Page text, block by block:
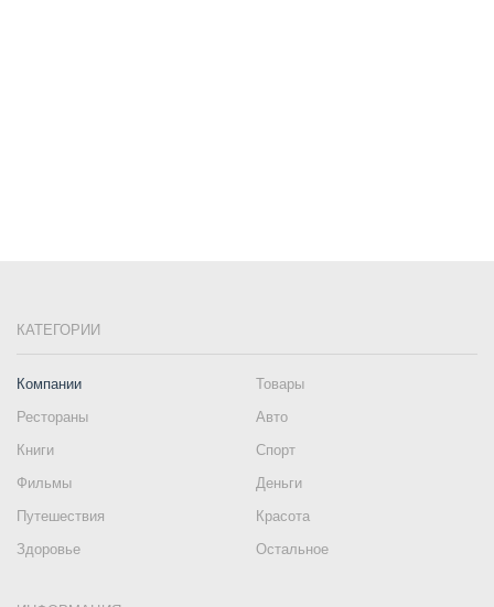
КАТЕГОРИИ
Компании
Товары
Рестораны
Авто
Книги
Спорт
Фильмы
Деньги
Путешествия
Красота
Здоровье
Остальное